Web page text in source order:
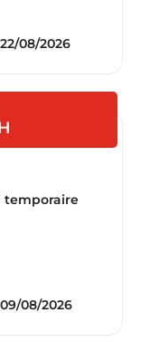
22/08/2026
temporaire
09/08/2026